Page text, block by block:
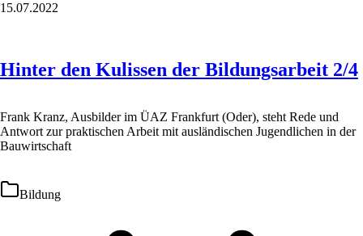
15.07.2022
Hinter den Kulissen der Bildungsarbeit 2/4
Frank Kranz, Ausbilder im ÜAZ Frankfurt (Oder), steht Rede und
Antwort zur praktischen Arbeit mit ausländischen Jugendlichen in der
Bauwirtschaft
Bildung